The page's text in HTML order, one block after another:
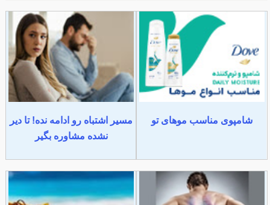
شامپوی مناسب موهای تو
مسیر اشتباه رو ادامه نده! تا دیر
نشده مشاوره بگیر